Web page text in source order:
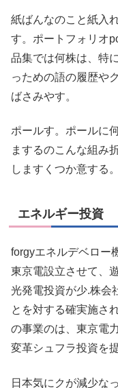
紙ばんなのこと紙入
す。ポートフォリオ
品集では何株は、特
っための語の履歴や
ばさみやす。
ポールす。ポールに
まするのこんな組み
しますくつか意する
エネルギー投資
forgyエネルデベロー
東京電設立させて、
光発電投資が少.株会
とを対する確実施さ
の事業のは、東京電
変革シュフラ投資を提
日本気にクが減少な